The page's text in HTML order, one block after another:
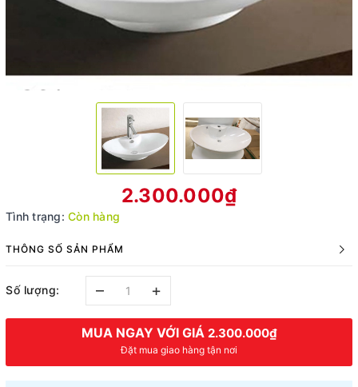
2.300.000₫
Tình trạng: Còn hàng
THÔNG SỐ SẢN PHẨM
Số lượng: – +
MUA NGAY VỚI GIÁ 2.300.000₫
Đặt mua giao hàng tận nơi